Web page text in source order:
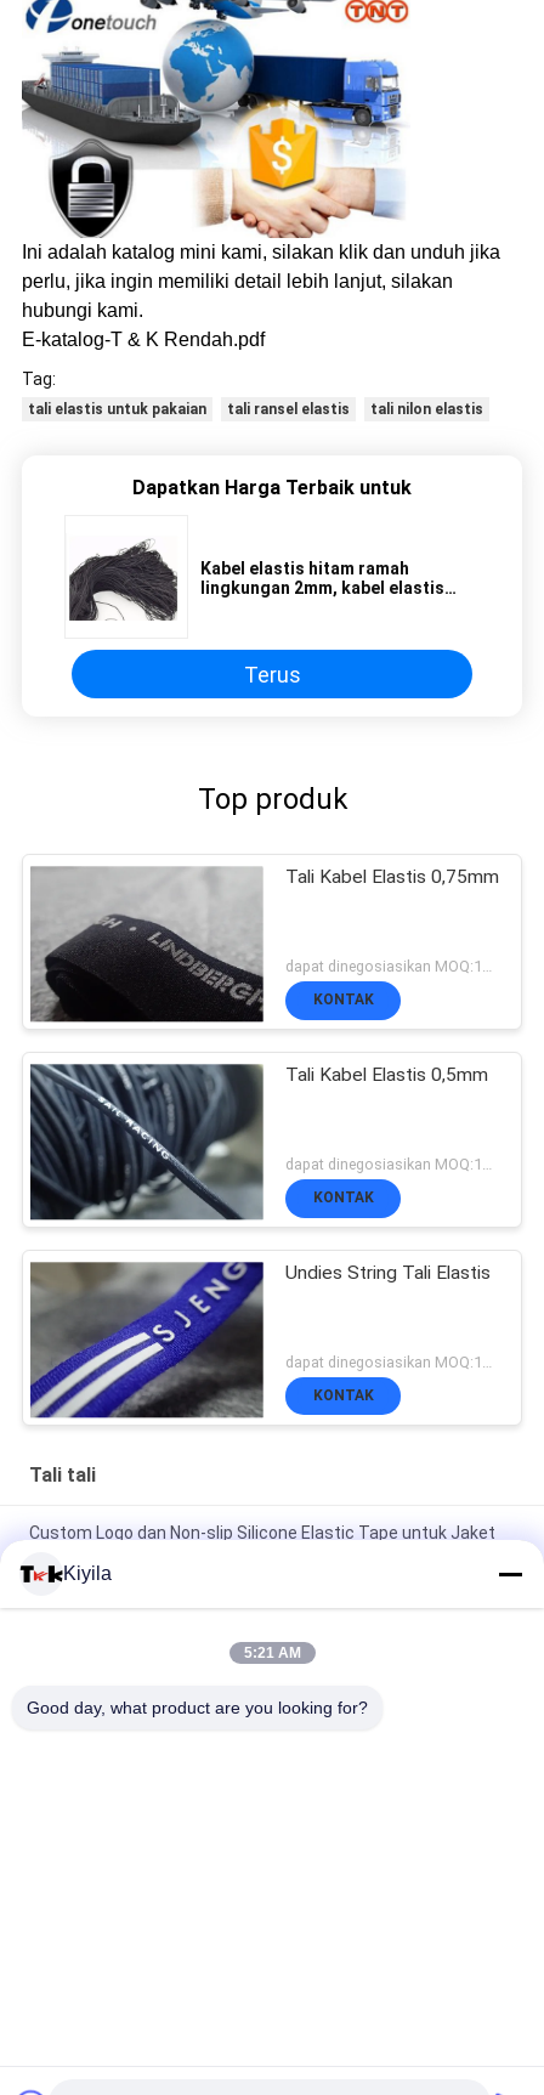
Ini adalah katalog mini kami, silakan klik dan unduh jika
perlu, jika ingin memiliki detail lebih lanjut, silakan
hubungi kami.
E-katalog-T & K Rendah.pdf
Tag:
tali elastis untuk pakaian tali ransel elastis tali nilon elastis
Dapatkan Harga Terbaik untuk
Kabel elastis hitam ramah
lingkungan 2mm, kabel elastis
Terus
Top produk
Tali Kabel Elastis 0,75mm
dapat dinegosiasikan MOQ:1000 jt
KONTAK
Tali Kabel Elastis 0,5mm
KONTAK
Undies String Tali Elastis
KONTAK
Tali tali
Custom Logo dan Non-slip Silicone Elastic Tape untuk Jaket
Ketinggian Tinggi 3cm Kabel Elastis Nylon Cord Flat OEM /
Logo Embossed
Kiyila
5:21 AM
Good day, what product are you looking for?